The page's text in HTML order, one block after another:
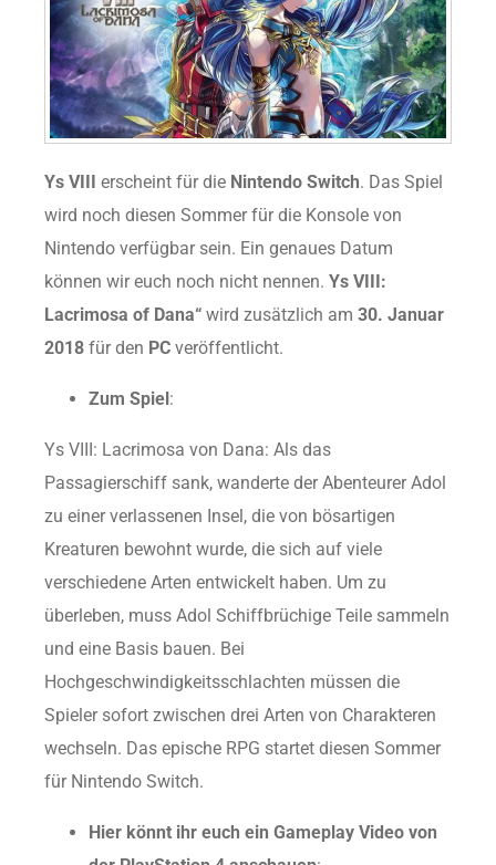
Ys VIII erscheint für die Nintendo Switch. Das Spiel
wird noch diesen Sommer für die Konsole von
Nintendo verfügbar sein. Ein genaues Datum
können wir euch noch nicht nennen. Ys VIII:
Lacrimosa of Dana“ wird zusätzlich am 30. Januar
2018 für den PC veröffentlicht.
Zum Spiel :
Ys VIII: Lacrimosa von Dana: Als das
Passagierschiff sank, wanderte der Abenteurer Adol
zu einer verlassenen Insel, die von bösartigen
Kreaturen bewohnt wurde, die sich auf viele
verschiedene Arten entwickelt haben. Um zu
überleben, muss Adol Schiffbrüchige Teile sammeln
und eine Basis bauen. Bei
Hochgeschwindigkeitsschlachten müssen die
Spieler sofort zwischen drei Arten von Charakteren
wechseln. Das epische RPG startet diesen Sommer
für Nintendo Switch.
Hier könnt ihr euch ein Gameplay Video von